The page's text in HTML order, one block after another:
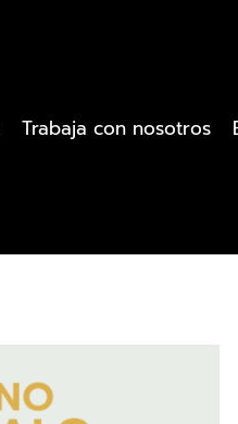
Trabaja con nosotros